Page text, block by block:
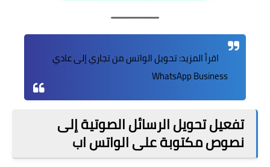
اقرأ المزيد:تحويل الواتس من تجاري إلى عادي
WhatsApp Business
تفعيل تحويل الرسائل الصوتية إلى
نصوص مكتوبة على الواتس اب